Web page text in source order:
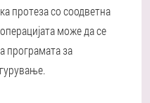
протеза со соодветна
може да се
програмата за